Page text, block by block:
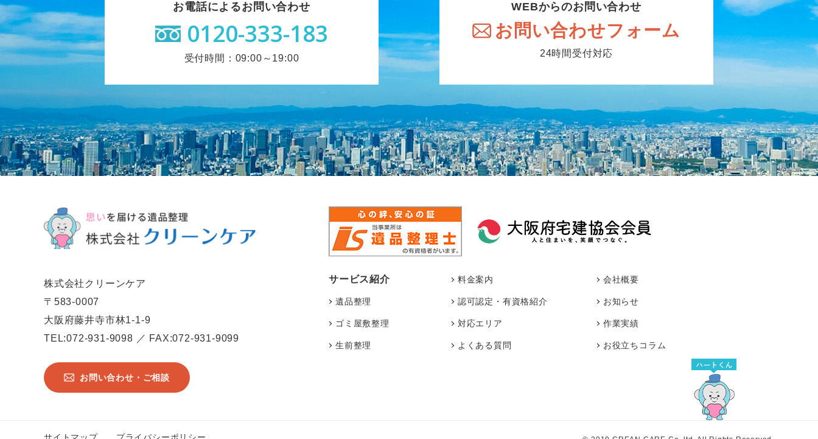
お電話によるお問い合わせ
0120-333-183
受付時間：09:00～19:00
WEBからのお問い合わせ
お問い合わせフォーム
24時間受付対応
株式会社クリーンケア
〒583-0007
大阪府藤井寺市林1-1-9
TEL:072-931-9098 ／ FAX:072-931-9099
サービス紹介
遺品整理
ゴミ屋敷整理
生前整理
料金案内
認可認定・有資格紹介
対応エリア
よくある質問
会社概要
お知らせ
作業実績
お役立ちコラム
お問い合わせ・ご相談